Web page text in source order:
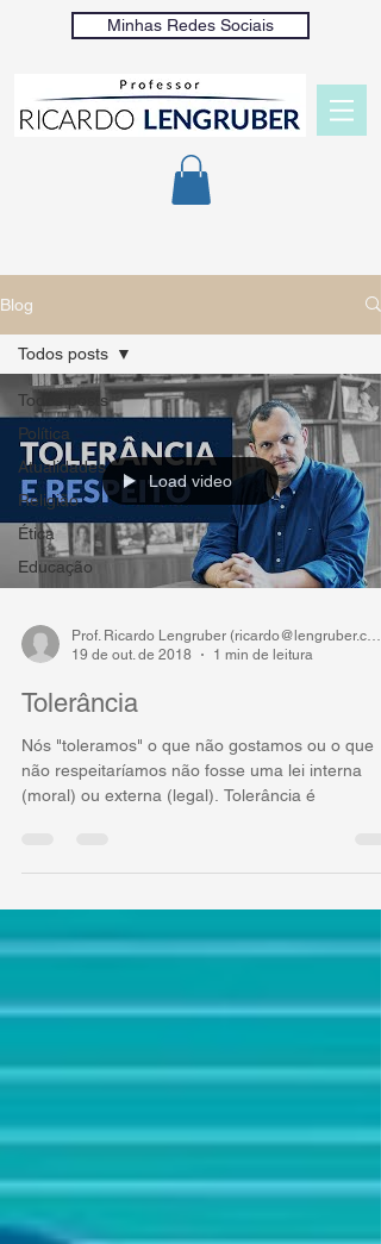
Minhas Redes Sociais
Blog
Todos posts
Política
Atualidades
Religião
Ética
Educação
Todos posts
Load video
Prof. Ricardo Lengruber (ricardo@lengruber.com)
19 de out. de 2018
1 min de leitura
Tolerância
Nós "toleramos" o que não gostamos ou o que
não respeitaríamos não fosse uma lei interna
(moral) ou externa (legal). Tolerância é